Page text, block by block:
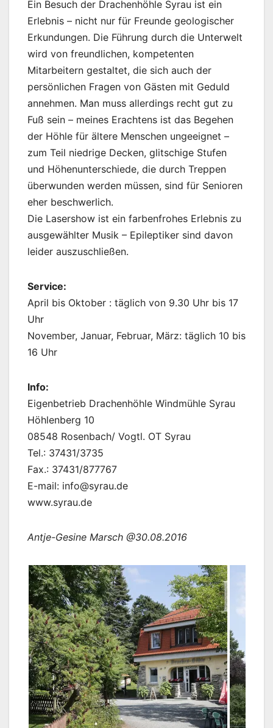
Ein Besuch der Drachenhöhle Syrau ist ein
Erlebnis – nicht nur für Freunde geologischer
Erkundungen. Die Führung durch die Unterwelt
wird von freundlichen, kompetenten
Mitarbeitern gestaltet, die sich auch der
persönlichen Fragen von Gästen mit Geduld
annehmen. Man muss allerdings recht gut zu
Fuß sein – meines Erachtens ist das Begehen
der Höhle für ältere Menschen ungeeignet –
zum Teil niedrige Decken, glitschige Stufen
und Höhenunterschiede, die durch Treppen
überwunden werden müssen, sind für Senioren
eher beschwerlich.
Die Lasershow ist ein farbenfrohes Erlebnis zu
ausgewählter Musik – Epileptiker sind davon
leider auszuschließen.
Service:
April bis Oktober : täglich von 9.30 Uhr bis 17
Uhr
November, Januar, Februar, März: täglich 10 bis
16 Uhr
Info:
Eigenbetrieb Drachenhöhle Windmühle Syrau
Höhlenberg 10
08548 Rosenbach/ Vogtl. OT Syrau
Tel.: 37431/3735
Fax.: 37431/877767
E-mail: info@syrau.de
www.syrau.de
Antje-Gesine Marsch @30.08.2016